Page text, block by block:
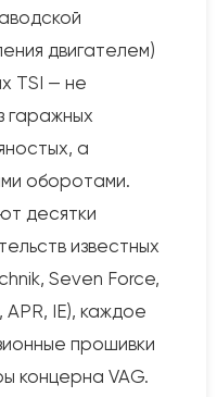
двигателем)
TSI — не
гаражных
а
оборотами.
десятки
известных
Seven Force,
IE), каждое
прошивки
концерна VAG.